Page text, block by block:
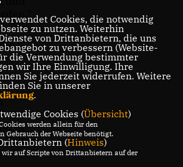
in
Zeiten
Cookies, die notwendig
zu nutzen. Weiterhin
von Drittanbietern, die uns
zu verbessern (Website-
die Verwendung bestimmter
wir Ihre Einwilligung. Ihre
Sie jederzeit widerrufen. Weitere
Sie in unserer
.
Cookies (Übersicht)
werden allein für den
Gebrauch der Webseite benötigt.
(Hinweis)
wir auf Scripte von Drittanbietern auf der